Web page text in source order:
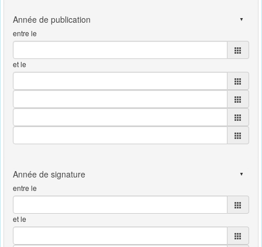
entre le
et le
entre le
et le